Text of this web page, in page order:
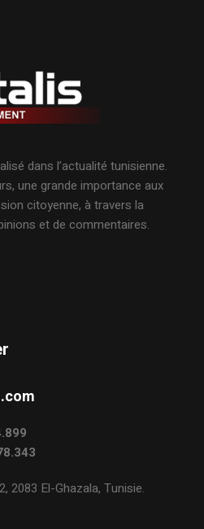
dans l’actualité tunisienne.
une grande importance aux
citoyenne, à travers la
et de commentaires.
2083 El-Ghazala, Tunisie.